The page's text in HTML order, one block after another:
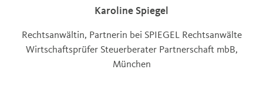
Karoline Spiegel
Rechtsanwältin, Partnerin bei SPIEGEL Rechtsanwälte
Wirtschaftsprüfer Steuerberater Partnerschaft mbB,
München